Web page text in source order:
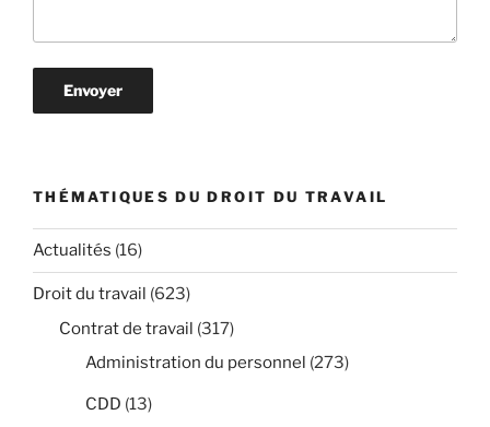
THÉMATIQUES DU DROIT DU TRAVAIL
Actualités (16)
Droit du travail (623)
Contrat de travail (317)
Administration du personnel (273)
CDD (13)